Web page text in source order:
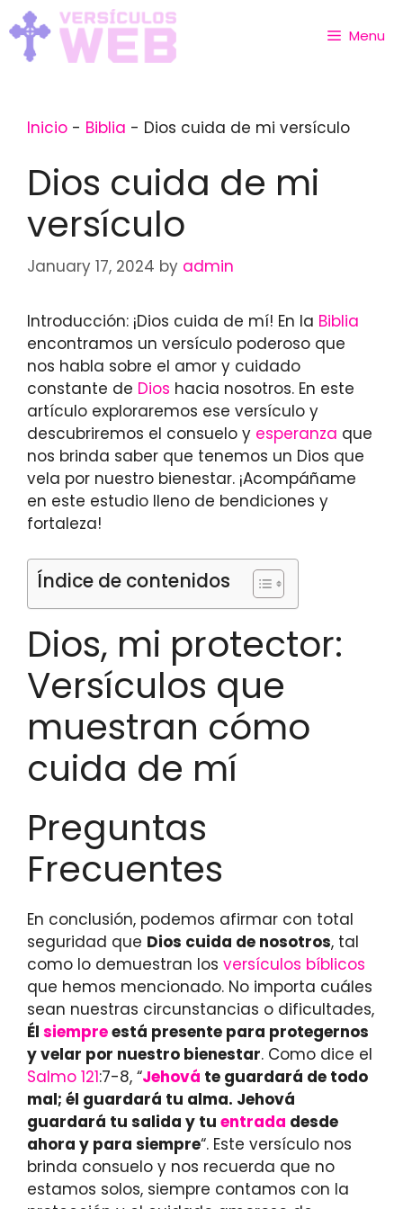
Skip
to
content
Menu
Inicio - Biblia - Dios cuida de mi versículo
Dios cuida de mi
versículo
January 17, 2024 by admin
Introducción: ¡Dios cuida de mí! En la Biblia
encontramos un versículo poderoso que
nos habla sobre el amor y cuidado
constante de Dios hacia nosotros. En este
artículo exploraremos ese versículo y
descubriremos el consuelo y esperanza que
nos brinda saber que tenemos un Dios que
vela por nuestro bienestar. ¡Acompáñame
en este estudio lleno de bendiciones y
fortaleza!
Índice de contenidos
Dios, mi protector:
Versículos que
muestran cómo
cuida de mí
Preguntas
Frecuentes
En conclusión, podemos afirmar con total
seguridad que Dios cuida de nosotros, tal
como lo demuestran los versículos bíblicos
que hemos mencionado. No importa cuáles
sean nuestras circunstancias o dificultades,
Él siempreestá presente para protegernos
y velar por nuestro bienestar. Como dice el
Salmo 121:7-8, “Jehová te guardará de todo
mal; él guardará tu alma. Jehová
guardará tu salida y tu entrada desde
ahora y para siempre“. Este versículo nos
brinda consuelo y nos recuerda que no
estamos solos, siempre contamos con la